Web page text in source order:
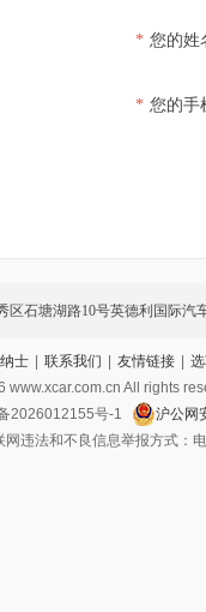
* 您的姓
* 您的手
区石塘湖路10号英德利国际汽
士 | 联系我们 | 友情链接 |
www.xcar.com.cn All rights
2026012155号-1
沪公网
网违法和不良信息举报方式：